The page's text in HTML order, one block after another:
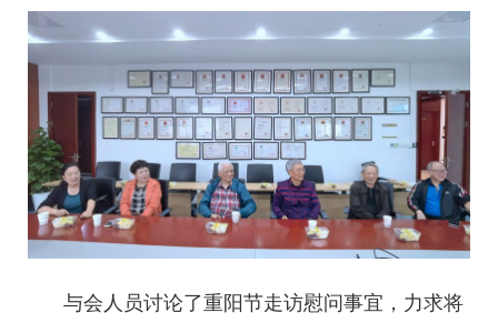
与会人员讨论了重阳节走访慰问事宜，力求将